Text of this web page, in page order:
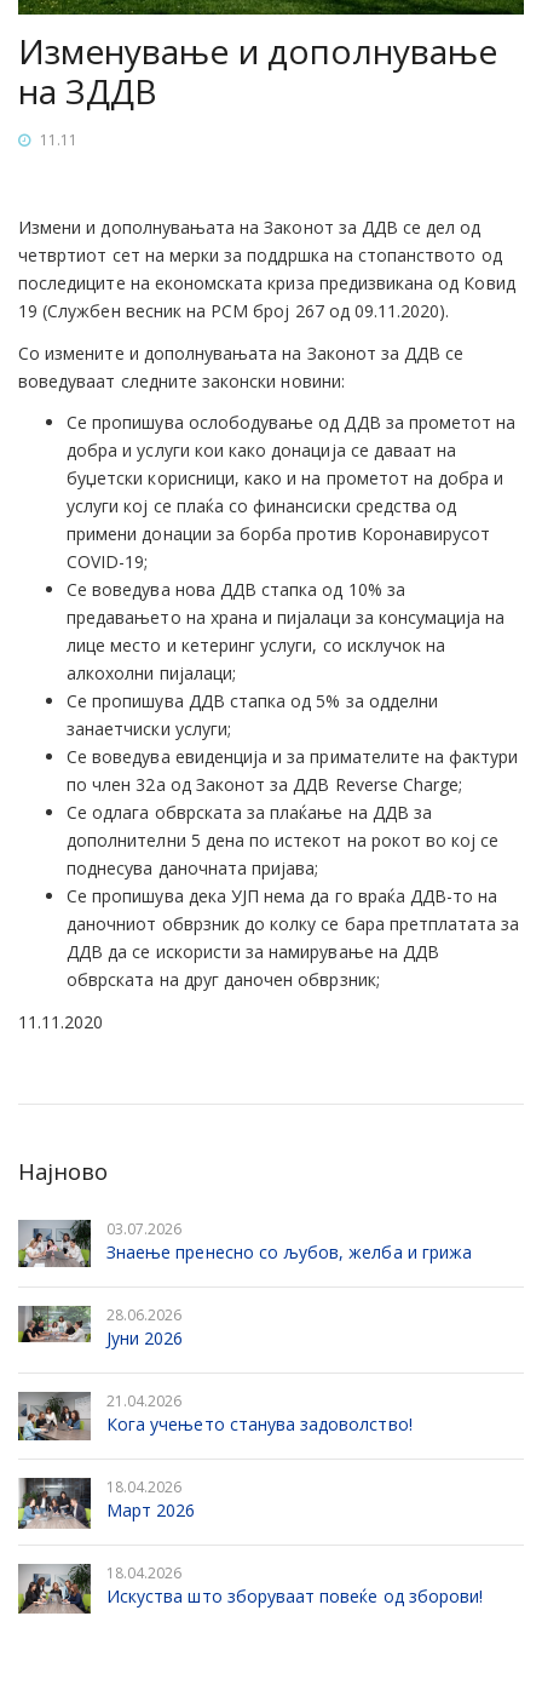
Изменување и дополнување
на ЗДДВ
11.11
Измени и дополнувањата на Законот за ДДВ се дел од
четвртиот сет на мерки за поддршка на стопанството од
последиците на економската криза предизвикана од Ковид
19 (Службен весник на РСМ број 267 од 09.11.2020).
Со измените и дополнувањата на Законот за ДДВ се
воведуваат следните законски новини:
Се пропишува ослободување од ДДВ за прометот на
добра и услуги кои како донација се даваат на
буџетски корисници, како и на прометот на добра и
услуги кој се плаќа со финансиски средства од
примени донации за борба против Коронавирусот
COVID-19;
Се воведува нова ДДВ стапка од 10% за
предавањето на храна и пијалаци за консумација на
лице место и кетеринг услуги, со исклучок на
алкохолни пијалаци;
Се пропишува ДДВ стапка од 5% за одделни
занаетчиски услуги;
Се воведува евиденција и за примателите на фактури
по член 32а од Законот за ДДВ Reverse Charge;
Се одлага обврската за плаќање на ДДВ за
дополнителни 5 дена по истекот на рокот во кој се
поднесува даночната пријава;
Се пропишува дека УЈП нема да го враќа ДДВ-то на
даночниот обврзник до колку се бара претплатата за
ДДВ да се искористи за намирување на ДДВ
обврската на друг даночен обврзник;
11.11.2020
Најново
03.07.2026
Знаење пренесно со љубов, желба и грижа
28.06.2026
Јуни 2026
21.04.2026
Кога учењето станува задоволство!
18.04.2026
Март 2026
18.04.2026
Искуства што зборуваат повеќе од зборови!